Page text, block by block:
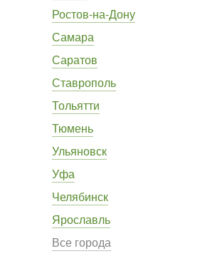
Ростов-на-Дону
Самара
Саратов
Ставрополь
Тольятти
Тюмень
Ульяновск
Уфа
Челябинск
Ярославль
Все города